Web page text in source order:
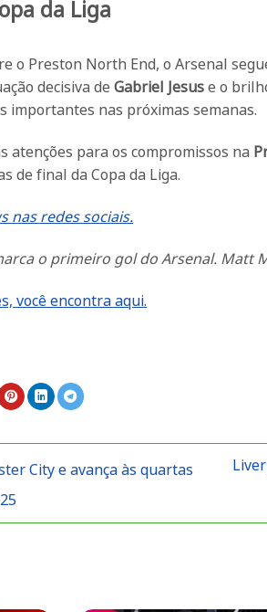
da Liga
o Preston North End, o Arsenal
decisiva de Gabriel Jesuse o
importantes nas próximas semanas.
atenções para os compromissos na
de final da Copa da Liga.
nas redes sociais.
o primeiro gol do Arsenal. Matt
você encontra aqui.
City e avança às quartas